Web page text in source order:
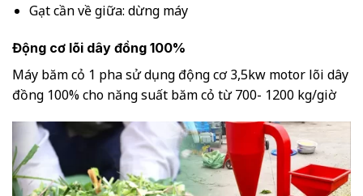
Gạt cần về giữa: dừng máy
Động cơ lõi dây đồng 100%
Máy băm cỏ 1 pha sử dụng động cơ 3,5kw motor lõi dây
đồng 100% cho năng suất băm cỏ từ 700- 1200 kg/giờ